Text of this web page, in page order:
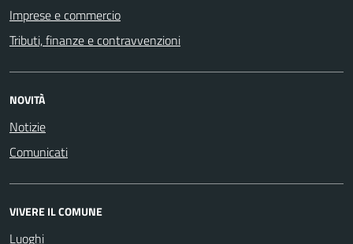
Imprese e commercio
Tributi, finanze e contravvenzioni
NOVITÀ
Notizie
Comunicati
VIVERE IL COMUNE
Luoghi